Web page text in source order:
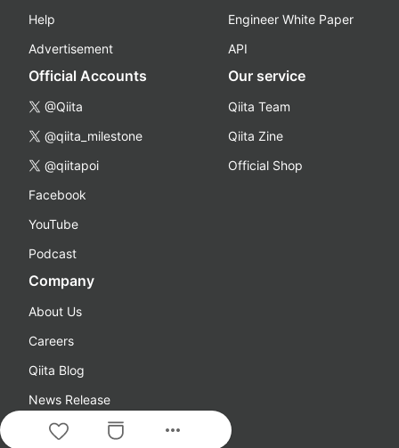
more_horiz
Help
Advertisement
Engineer White Paper
API
Official Accounts
@Qiita
@qiita_milestone
@qiitapoi
Facebook
YouTube
Podcast
Our service
Qiita Team
Qiita Zine
Official Shop
Company
About Us
Careers
Qiita Blog
News Release